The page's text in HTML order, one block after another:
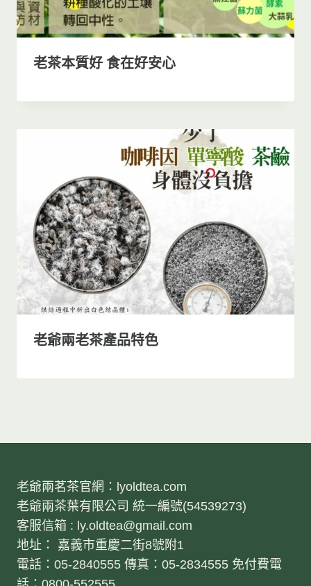
老茶本質好 食在好安心
老爺兩老茶產品特色
老爺兩茗茶官網：lyoldtea.com
老爺兩茶葉有限公司 統一編號(54539273)
客服信箱 : ly.oldtea@gmail.com
地址： 嘉義市重慶二街8號附1
電話：05-2840555 傳真：05-2834555 免付費電